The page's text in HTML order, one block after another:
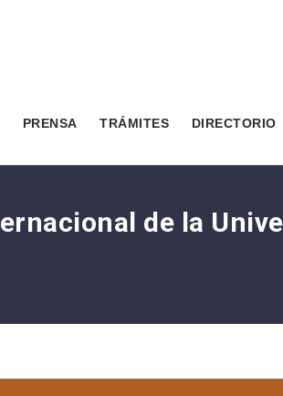
PRENSA TRÁMITES DIRECTORIO
de la